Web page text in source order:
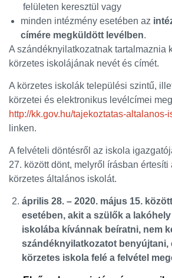
felületen keresztül vagy
minden intézmény esetében az
címére megküldött levélben.
A szándéknyilatkozatnak tartalmaznia
körzetes iskolájának nevét és címét.
A körzetes iskolák települési szintű,
körzetei és elektronikus levélcímei
http://kk.gov.hu/tajekoztatas-altalanos-
linken.
A felvételi döntésről az iskola
27. között dönt, melyről írásban értesíti
körzetes általános iskolát.
április 28. – 2020. május 15.
esetében, akit a szülők a
iskolába kívánnak beíratni, nem
szándéknyilatkozatot benyújtani,
körzetes iskola felé a felvétel